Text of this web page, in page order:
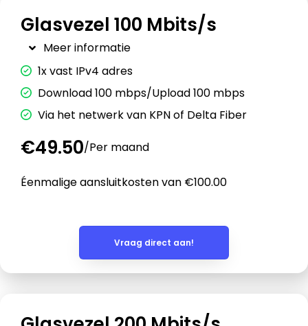
Glasvezel 100 Mbits/s
Meer informatie
1x vast IPv4 adres
Download 100 mbps/Upload 100 mbps
Via het netwerk van KPN of Delta Fiber
€49.50/Per maand
Éenmalige aansluitkosten van €100.00
Vraag direct aan!